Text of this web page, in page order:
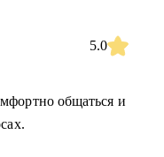
5.0
общаться и